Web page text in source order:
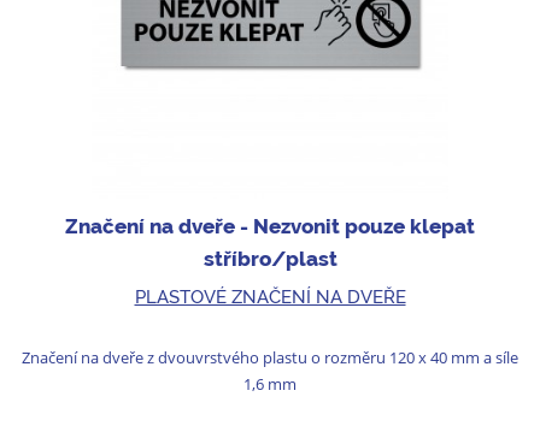
Značení na dveře - Nezvonit pouze klepat
stříbro/plast
PLASTOVÉ ZNAČENÍ NA DVEŘE
Značení na dveře z dvouvrstvého plastu o rozměru 120 x 40 mm a síle
1,6 mm